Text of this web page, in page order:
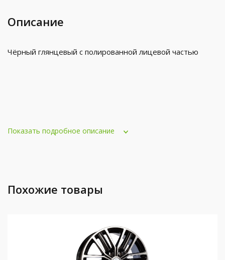
Описание
Чёрный глянцевый с полированной лицевой частью
Показать подробное описание
Похожие товары